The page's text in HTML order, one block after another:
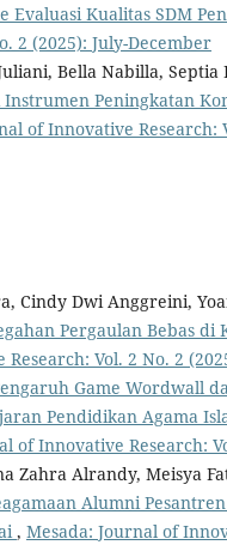
Evaluasi Kualitas SDM
2 (2025): July-December
Bella Nabilla,
Peningkatan
of Innovative Research:
Cindy Dwi Anggreini,
Pergaulan Bebas
Vol. 2 No. 2
Game Wordwall
Pendidikan Agama
of Innovative Research:
Zahra Alrandy, Meisya
Alumni
, Mesada: Journal of